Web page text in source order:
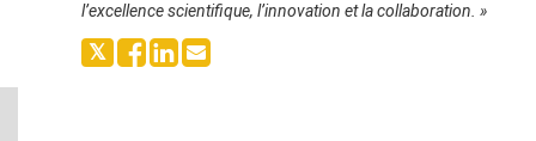
l’excellence scientifique, l’innovation et la collaboration. »